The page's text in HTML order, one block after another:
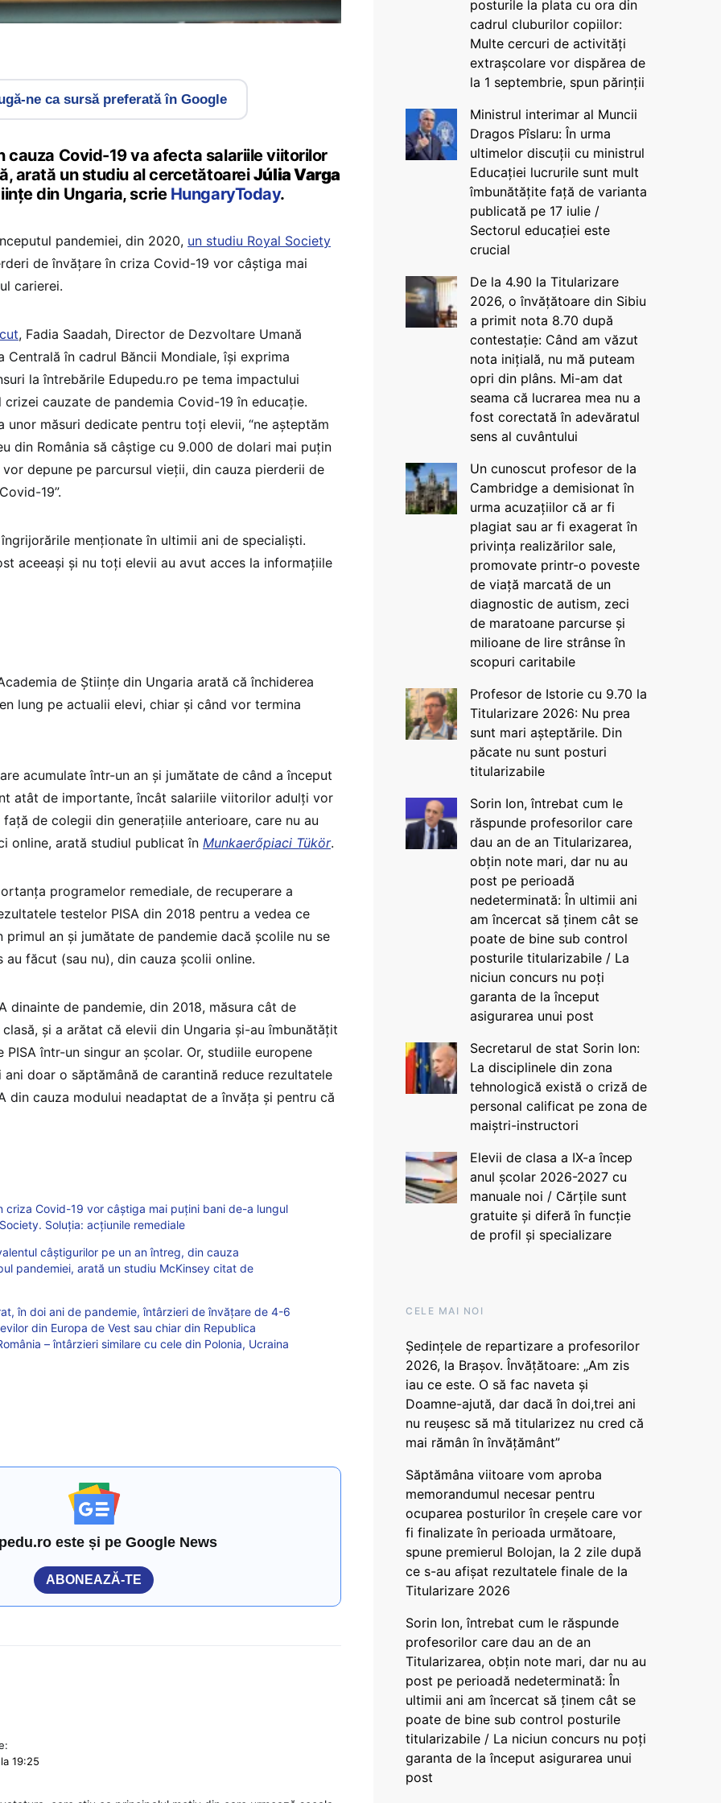
ne ca sursă preferată în Google
cauza Covid-19 va afecta salariile viitorilor
arată un studiu al cercetătoareiJúlia Varga
din Ungaria, scrie HungaryToday.
pandemiei, din 2020, un studiu Royal Society
de învățare în criza Covid-19 vor câștiga mai
carierei.
, Fadia Saadah, Director de Dezvoltare Umană
Centrală în cadrul Băncii Mondiale, își exprima
la întrebările Edupedu.ro pe tema impactului
cauzate de pandemia Covid-19 în educație.
unor măsuri dedicate pentru toți elevii, “ne așteptăm
din România să câștige cu 9.000 de dolari mai puțin
depune pe parcursul vieții, din cauza pierderii de
19”.
menționate în ultimii ani de specialiști.
aceeași și nu toți elevii au avut acces la informațiile
de Științe din Ungaria arată că închiderea
lung pe actualii elevi, chiar și când vor termina
acumulate într-un an și jumătate de când a început
atât de importante, încât salariile viitorilor adulți vor
de colegii din generațiile anterioare, care nu au
online, arată studiul publicat în Munkaerőpiaci Tükör.
programelor remediale, de recuperare a
testelor PISA din 2018 pentru a vedea ce
an și jumătate de pandemie dacă școlile nu se
făcut (sau nu), din cauza școlii online.
dinainte de pandemie, din 2018, măsura cât de
și a arătat că elevii din Ungaria și-au îmbunătățit
într-un singur an școlar. Or, studiile europene
doar o săptămână de carantină reduce rezultatele
din cauza modului neadaptat de a învăța și pentru că
criza Covid-19 vor câștiga mai puțini bani de-a lungul
Soluția: acțiunile remediale
câștigurilor pe un an întreg, din cauza
pandemiei, arată un studiu McKinsey citat de
în doi ani de pandemie, întârzieri de învățare de 4-6
din Europa de Vest sau chiar din Republica
– întârzieri similare cu cele din Polonia, Ucraina
este și pe Google News
ABONEAZĂ-TE
19:25
posturile la plata cu ora din
cadrul cluburilor copiilor:
Multe cercuri de activități
extrașcolare vor dispărea de
la 1 septembrie, spun părinții
Ministrul interimar al Muncii
Dragos Pîslaru: În urma
ultimelor discuții cu ministrul
Educației lucrurile sunt mult
îmbunătățite față de varianta
publicată pe 17 iulie /
Sectorul educației este
crucial
De la 4.90 la Titularizare
2026, o învățătoare din Sibiu
a primit nota 8.70 după
contestație: Când am văzut
nota inițială, nu mă puteam
opri din plâns. Mi-am dat
seama că lucrarea mea nu a
fost corectată în adevăratul
sens al cuvântului
Un cunoscut profesor de la
Cambridge a demisionat în
urma acuzațiilor că ar fi
plagiat sau ar fi exagerat în
privința realizărilor sale,
promovate printr-o poveste
de viață marcată de un
diagnostic de autism, zeci
de maratoane parcurse și
milioane de lire strânse în
scopuri caritabile
Profesor de Istorie cu 9.70 la
Titularizare 2026: Nu prea
sunt mari așteptările. Din
păcate nu sunt posturi
titularizabile
Sorin Ion, întrebat cum le
răspunde profesorilor care
dau an de an Titularizarea,
obțin note mari, dar nu au
post pe perioadă
nedeterminată: În ultimii ani
am încercat să ținem cât se
poate de bine sub control
posturile titularizabile / La
niciun concurs nu poți
garanta de la început
asigurarea unui post
Secretarul de stat Sorin Ion:
La disciplinele din zona
tehnologică există o criză de
personal calificat pe zona de
maiștri-instructori
Elevii de clasa a IX-a încep
anul școlar 2026-2027 cu
manuale noi / Cărțile sunt
gratuite și diferă în funcție
de profil și specializare
CELE MAI NOI
Ședințele de repartizare a profesorilor
2026, la Brașov. Învățătoare: „Am zis
iau ce este. O să fac naveta și
Doamne-ajută, dar dacă în doi,trei ani
nu reușesc să mă titularizez nu cred că
mai rămân în învățământ”
Săptămâna viitoare vom aproba
memorandumul necesar pentru
ocuparea posturilor în creșele care vor
fi finalizate în perioada următoare,
spune premierul Bolojan, la 2 zile după
ce s-au afișat rezultatele finale de la
Titularizare 2026
Sorin Ion, întrebat cum le răspunde
profesorilor care dau an de an
Titularizarea, obțin note mari, dar nu au
post pe perioadă nedeterminată: În
ultimii ani am încercat să ținem cât se
poate de bine sub control posturile
titularizabile / La niciun concurs nu poți
garanta de la început asigurarea unui
post